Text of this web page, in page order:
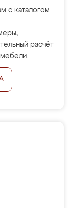
с каталогом
расчёт